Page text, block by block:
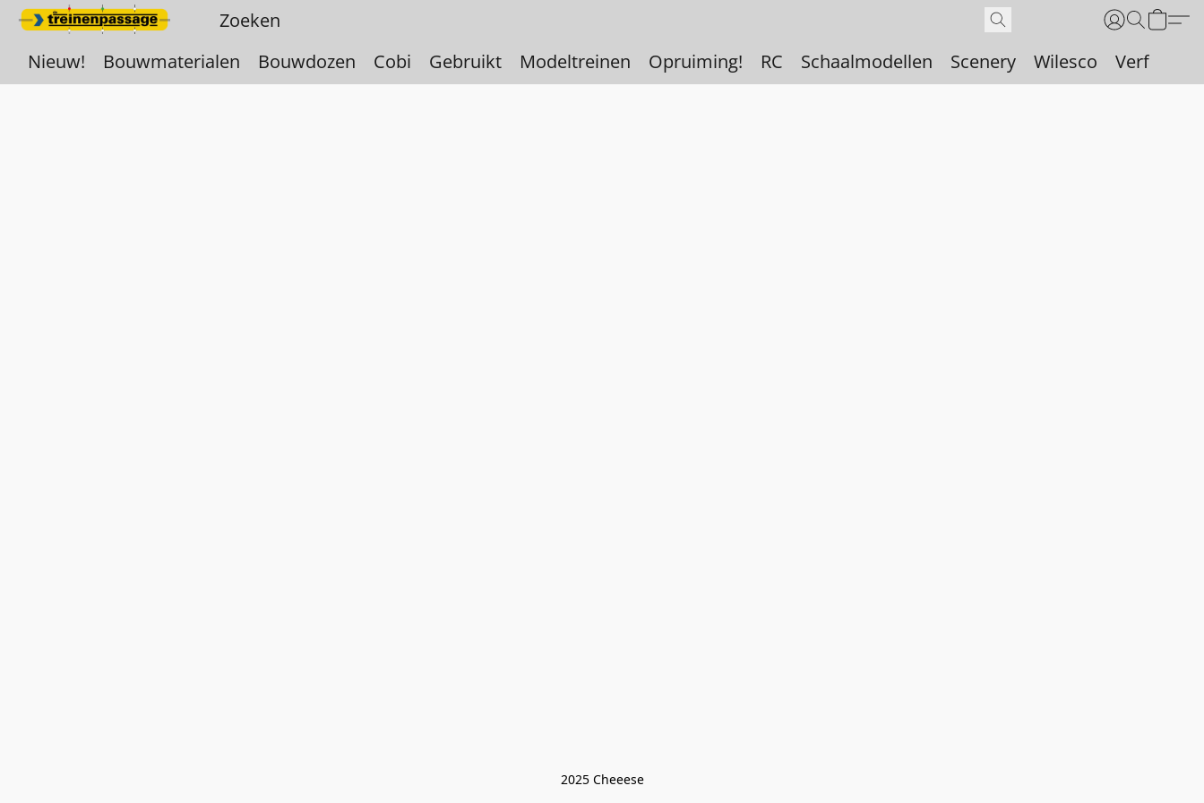
Nieuw! Bouwmaterialen Bouwdozen Cobi Gebruikt Modeltreinen Opruiming! RC Schaalmodellen Scenery Wilesco Verf
2025 Cheeese